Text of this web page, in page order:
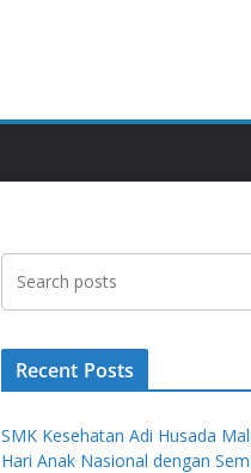
Recent Posts
SMK Kesehatan Adi Husada
Hari Anak Nasional dengan